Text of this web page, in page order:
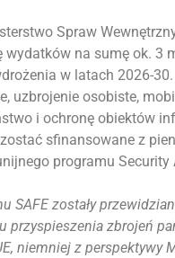
Spraw
wydatków na sumę ok. 3
w latach 2026-
uzbrojenie osobiste,
i ochronę obiektów
sfinansowane z
programu Security
SAFE zostały
przyspieszenia zbrojeń
niemniej z perspektywy